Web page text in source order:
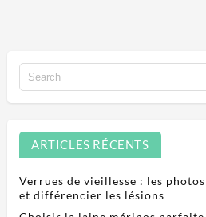
ARTICLES RÉCENTS
Verrues de vieillesse : les
et différencier les lésions